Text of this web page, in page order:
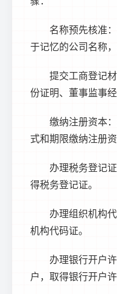
名称预先核准
于记忆的公司名称
提交工商登记
份证明、董事监事
缴纳注册资本
式和期限缴纳注册资
办理税务登记
得税务登记证。
办理组织机构
机构代码证。
办理银行开户
户，取得银行开户许